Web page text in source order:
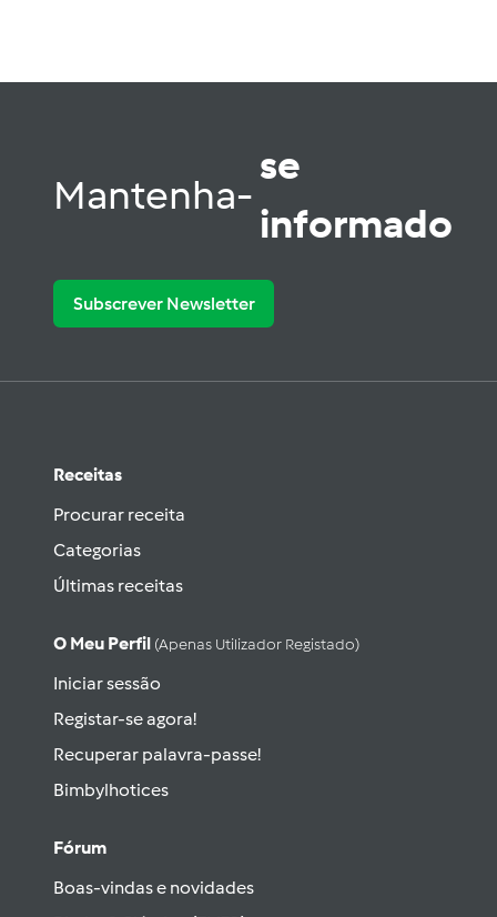
Mantenha-
se
informado
Subscrever Newsletter
Receitas
Procurar receita
Categorias
Últimas receitas
O Meu Perfil (apenas Utilizador Registado)
Iniciar sessão
Registar-se agora!
Recuperar palavra-passe!
Bimbylhotices
Fórum
Boas-vindas e novidades